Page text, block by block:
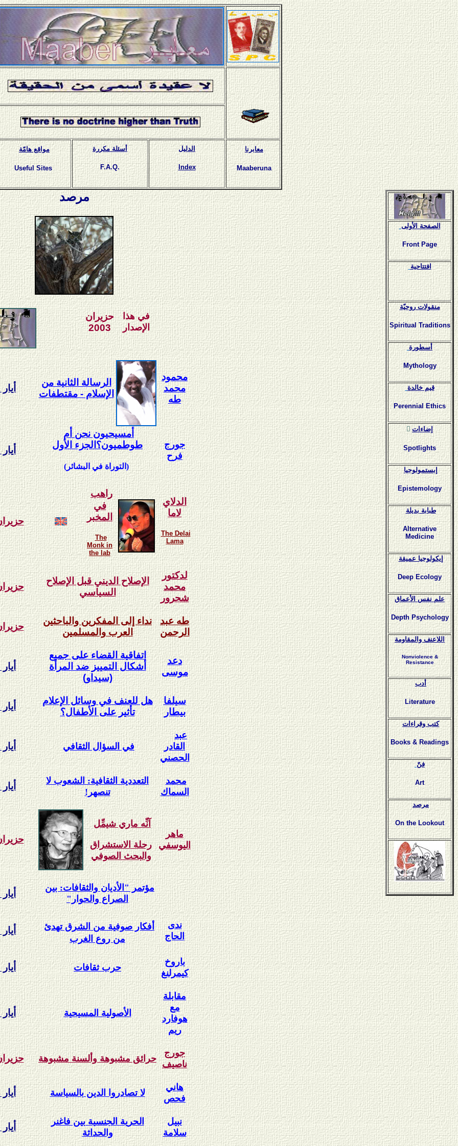
مواقع هامّة
Useful Sites
أسئلة مكررة
F.A.Q.
الدليل
Index
معابرنا
Maaberuna
مرصد
حزيران
2003
في هذا
الإصدار
أيار 2003
الرسالة الثانية من
الإسلام - مقتطفات
محمود
محمد
طه
أيار 2003
أمسيحيون نحن أم
طوطميون؟الجزء الأول
(التوراة في البشائر)
جورج
فرح
حزيران
راهب
في
المخبر
The
Monk in
the lab
الدلاي
لاما
The Delai
Lama
حزيران
الإصلاح الديني قبل الإصلاح
السياسي
لدكتور
محمد
شحرور
حزيران
نداء إلى المفكرين والباحثين
العرب والمسلمين
طه عبد
الرحمن
أيار 2003
اتفاقية القضاء على جميع
أشكال التمييز ضد المرأة
(سيداو)
دعد
موسى
أيار 2003
هل للعنف في وسائل الإعلام
تأثير على الأطفال؟
سيلفا
بيطار
أيار 2003 في السؤال الثقافي
عبد
القادر
الحصني
أيار 2003
التعددية الثقافية: الشعوب لا
تنصهر!
محمد
السماك
حزيران
آنِّه ماري شيمِّل
رحلة الاستشراق
والبحث الصوفي
ماهر
اليوسفي
أيار 2003
مؤتمر "الأديان والثقافات: بين
الصراع والحوار"
أيار 2003
أفكار صوفية من الشرق تهدئ
من روع الغرب
ندى
الحاج
أيار 2003 حرب ثقافات
باروخ
كيمرلنغ
أيار 2003 الأصولية المسيحية
مقابلة
مع
هوفارد
ريم
حزيران حرائق مشبوهة وألسنة مشبوهة
جورج
ناصيف
أيار 2003 لا تصادروا الدين بالسياسة
هاني
فحص
أيار 2003
الحرية الجنسية بين فاغنر
والحداثة
نبيل
سلامة
الصفحة الأولى
Front Page
افتتاحية
منقولات روحيّة
Spiritual Traditions
أسطورة
Mythology
قيم خالدة
Perennial Ethics
ٍإضاءات
Spotlights
إبستمولوجيا
Epistemology
طبابة بديلة
Alternative
Medicine
إيكولوجيا عميقة
Deep Ecology
علم نفس الأعماق
Depth Psychology
اللاعنف والمقاومة
Nonviolence &
Resistance
أدب
Literature
كتب وقراءات
Books & Readings
فنّ
Art
مرصد
On the Lookout